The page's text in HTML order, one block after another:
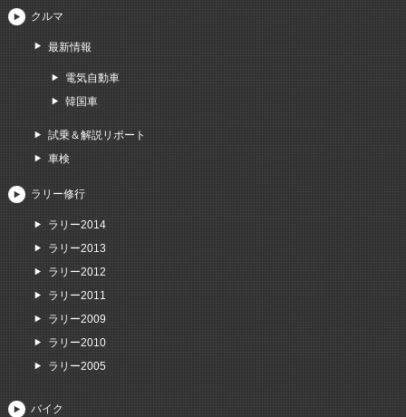
クルマ
最新情報
電気自動車
韓国車
試乗＆解説リポート
車検
ラリー修行
ラリー2014
ラリー2013
ラリー2012
ラリー2011
ラリー2009
ラリー2010
ラリー2005
バイク